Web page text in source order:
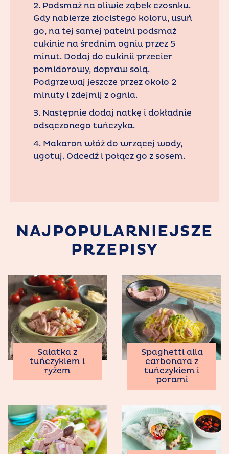
2. Podsmaż na oliwie ząbek czosnku.
Gdy nabierze złocistego koloru, usuń
go, na tej samej patelni podsmaż
cukinie na średnim ogniu przez 5
minut. Dodaj do cukinii przecier
pomidorowy, dopraw solą.
Podgrzewaj jeszcze przez około 2
minuty i zdejmij z ognia.
3. Następnie dodaj natkę i dokładnie
odsączonego tuńczyka.
4. Makaron włóż do wrzącej wody,
ugotuj. Odcedź i połącz go z sosem.
NAJPOPULARNIEJSZE
PRZEPISY
Sałatka z
tuńczykiem i
ryżem
Spaghetti alla
carbonara z
tuńczykiem i
porami